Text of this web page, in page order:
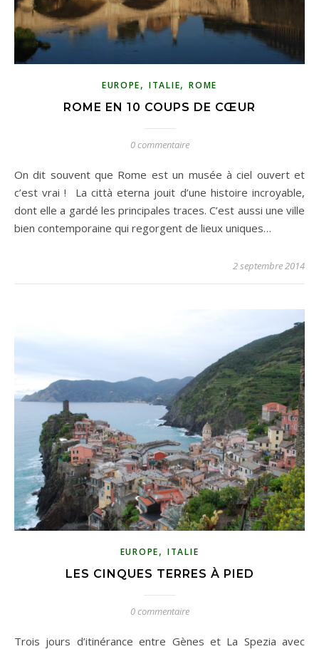
EUROPE,ITALIE,ROME
ROME EN 10 COUPS DE CŒUR
0 commentaire
On dit souvent que Rome est un musée à ciel ouvert et
c’est vrai ! La città eterna jouit d’une histoire incroyable,
dont elle a gardé les principales traces. C’est aussi une ville
bien contemporaine qui regorgent de lieux uniques…
2 septembre 2014
EUROPE, ITALIE
LES CINQUES TERRES À PIED
0 commentaire
Trois jours d’itinérance entre Gènes et La Spezia avec